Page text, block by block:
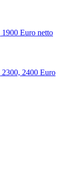
Euro netto
2400 Euro